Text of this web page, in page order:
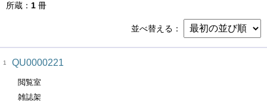
所蔵 1 冊
並べ替える
1 QU0000221
閲覧室
雑誌架